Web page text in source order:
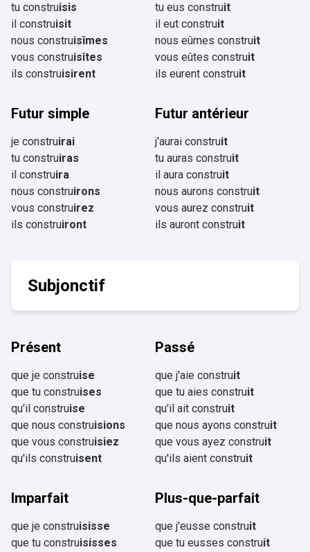
tu construisis
il construisit
nous construisîmes
vous construisîtes
ils construisirent
tu eus construit
il eut construit
nous eûmes construit
vous eûtes construit
ils eurent construit
Futur simple
je construirai
tu construiras
il construira
nous construirons
vous construirez
ils construiront
Futur antérieur
j'aurai construit
tu auras construit
il aura construit
nous aurons construit
vous aurez construit
ils auront construit
Subjonctif
Présent
que je construise
que tu construises
qu'il construise
que nous construisions
que vous construisiez
qu'ils construisent
Passé
que j'aie construit
que tu aies construit
qu'il ait construit
que nous ayons construit
que vous ayez construit
qu'ils aient construit
Imparfait
que je construisisse
que tu construisisses
Plus-que-parfait
que j'eusse construit
que tu eusses construit